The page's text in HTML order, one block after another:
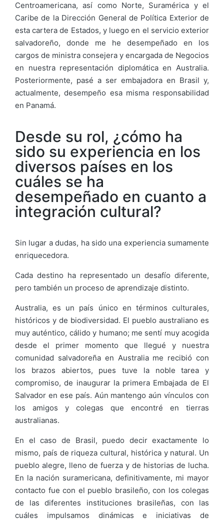
Centroamericana, así como Norte, Suramérica y el
Caribe de la Dirección General de Política Exterior de
esta cartera de Estados, y luego en el servicio exterior
salvadoreño, donde me he desempeñado en los
cargos de ministra consejera y encargada de Negocios
en nuestra representación diplomática en Australia.
Posteriormente, pasé a ser embajadora en Brasil y,
actualmente, desempeño esa misma responsabilidad
en Panamá.
Desde su rol, ¿cómo ha
sido su experiencia en los
diversos países en los
cuáles se ha
desempeñado en cuanto a
integración cultural?
Sin lugar a dudas, ha sido una experiencia sumamente
enriquecedora.
Cada destino ha representado un desafío diferente,
pero también un proceso de aprendizaje distinto.
Australia, es un país único en términos culturales,
históricos y de biodiversidad. El pueblo australiano es
muy auténtico, cálido y humano; me sentí muy acogida
desde el primer momento que llegué y nuestra
comunidad salvadoreña en Australia me recibió con
los brazos abiertos, pues tuve la noble tarea y
compromiso, de inaugurar la primera Embajada de El
Salvador en ese país. Aún mantengo aún vínculos con
los amigos y colegas que encontré en tierras
australianas.
En el caso de Brasil, puedo decir exactamente lo
mismo, país de riqueza cultural, histórica y natural. Un
pueblo alegre, lleno de fuerza y de historias de lucha.
En la nación suramericana, definitivamente, mi mayor
contacto fue con el pueblo brasileño, con los colegas
de las diferentes instituciones brasileñas, con las
cuáles impulsamos dinámicas e iniciativas de